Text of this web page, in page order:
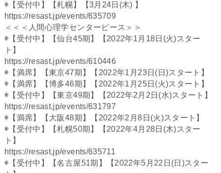
◉【受付中】【札幌】【3月24日(木) 】
https://resast.jp/events/635709
＜＜＜人間心理学センターピース＞＞
◉【受付中】【仙台45期】【2022年1月18日(火)スター
ト】
https://resast.jp/events/610446
◉【満席】【東京47期】【2022年1月23日(日)スタート】
◉【満席】【博多46期】【2022年1月25日(火)スタート】
◉【受付中】【東京49期】【2022年2月2日(水)スタート】
https://resast.jp/events/631797
◉【満席】【大阪48期】【2022年2月8日(火)スタート】
◉【受付中】【札幌50期】【2022年4月28日(木)スター
ト】
https://resast.jp/events/635711
◉【受付中】【名古屋51期】【2022年5月22日(日)スター